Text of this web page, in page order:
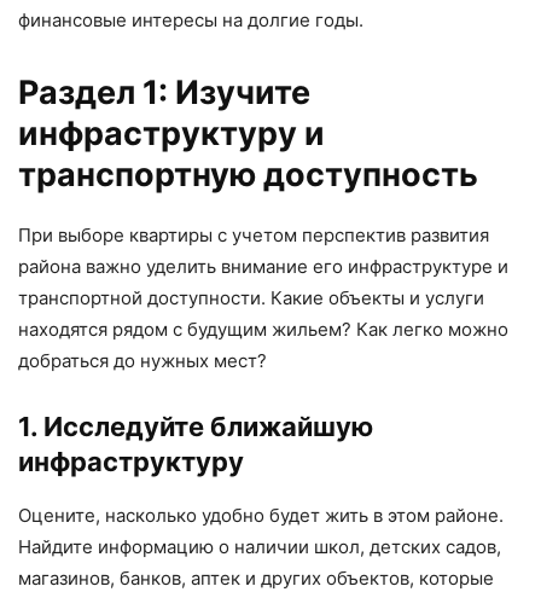
финансовые интересы на долгие годы.
Раздел 1: Изучите
инфраструктуру и
транспортную доступность
При выборе квартиры с учетом перспектив развития
района важно уделить внимание его инфраструктуре и
транспортной доступности. Какие объекты и услуги
находятся рядом с будущим жильем? Как легко можно
добраться до нужных мест?
1. Исследуйте ближайшую
инфраструктуру
Оцените, насколько удобно будет жить в этом районе.
Найдите информацию о наличии школ, детских садов,
магазинов, банков, аптек и других объектов, которые